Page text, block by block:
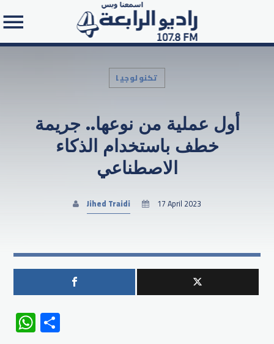
Search in the website:
تكنولوجيا
أول عملية من نوعها.. جريمة
خطف باستخدام الذكاء
الاصطناعي
Jihed Traidi 17 April 2023
WhatsApp